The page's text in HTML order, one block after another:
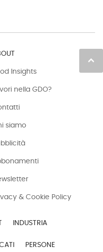
keyboard_arrow_up
Insights
nella GDO?
siamo
& Cookie Policy
INDUSTRIA
PERSONE